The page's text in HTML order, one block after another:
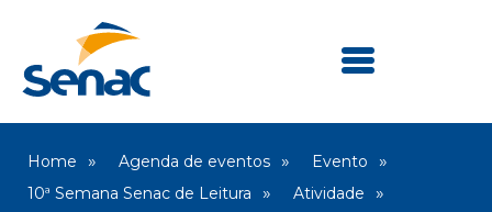
Home Agenda de eventos
Evento
10ª Semana Senac de Leitura
Atividade